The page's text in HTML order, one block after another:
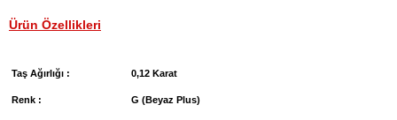
Ürün Özellikleri
Taş Ağırlığı : 0,12 Karat
Renk : G (Beyaz Plus)